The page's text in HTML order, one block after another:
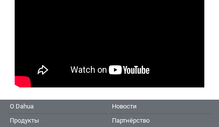
О Dahua
Продукты
Новости
Партнёрство